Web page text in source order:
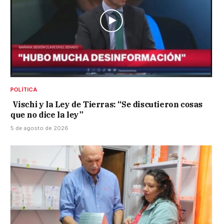
POLÍTICA
Vischi y la Ley de Tierras: “Se discutieron cosas
que no dice la ley”
5 de agosto de 2026